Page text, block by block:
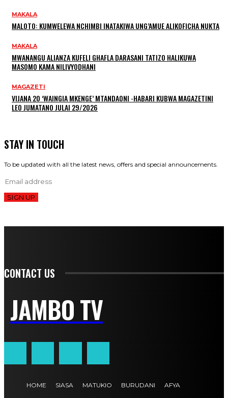
MAKALA
MALOTO: KUMWELEWA NCHIMBI INATAKIWA UNG’AMUE ALIKOFICHA NUKTA
MAKALA
MWANANGU ALIANZA KUFELI GHAFLA DARASANI TATIZO HALIKUWA
MASOMO KAMA NILIVYODHANI
MAGAZETI
VIJANA 20 ‘WAINGIA MKENGE’ MTANDAONI -HABARI KUBWA MAGAZETINI
LEO JUMATANO JULAI 29/2026
STAY IN TOUCH
To be updated with all the latest news, offers and special announcements.
SIGN UP
CONTACT US
JAMBO TV
HOME SIASA MATUKIO BURUDANI AFYA